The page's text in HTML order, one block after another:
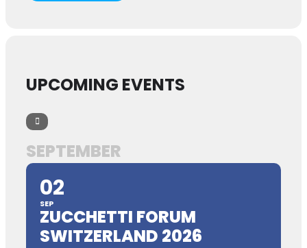
UPCOMING EVENTS
SEPTEMBER
02
SEP
ZUCCHETTI FORUM
SWITZERLAND 2026